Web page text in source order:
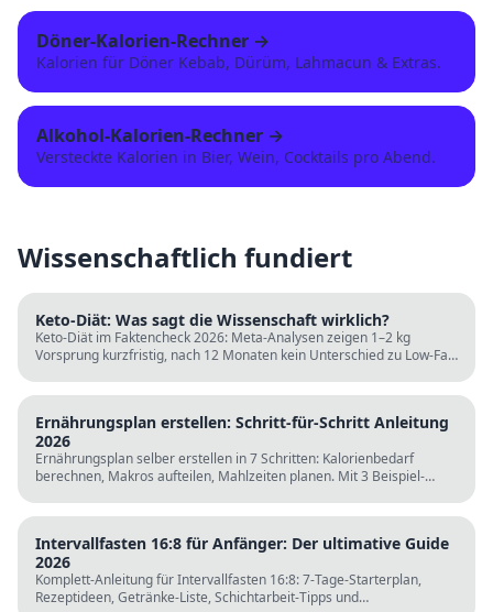
Döner-Kalorien-Rechner →
Kalorien für Döner Kebab, Dürüm, Lahmacun & Extras.
Alkohol-Kalorien-Rechner →
Versteckte Kalorien in Bier, Wein, Cocktails pro Abend.
Wissenschaftlich fundiert
Keto-Diät: Was sagt die Wissenschaft wirklich?
Keto-Diät im Faktencheck 2026: Meta-Analysen zeigen 1–2 kg
Vorsprung kurzfristig, nach 12 Monaten kein Unterschied zu Low-Fat.
Ernährungsplan erstellen: Schritt-für-Schritt Anleitung
2026
Ernährungsplan selber erstellen in 7 Schritten: Kalorienbedarf
berechnen, Makros aufteilen, Mahlzeiten planen. Mit 3 Beispiel-
Intervallfasten 16:8 für Anfänger: Der ultimative Guide
2026
Komplett-Anleitung für Intervallfasten 16:8: 7-Tage-Starterplan,
Rezeptideen, Getränke-Liste, Schichtarbeit-Tipps und